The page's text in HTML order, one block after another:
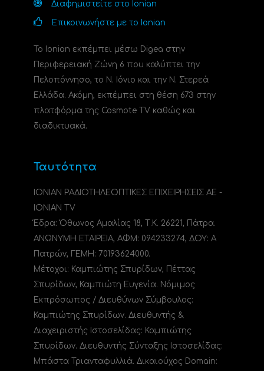
Διαφημιστείτε στο Ionian
Επικοινωνήστε με το Ionian
Το Ionian εκπέμπει μέσω Digea στην
Περιφερειακή Ζώνη 6 που καλύπτει την
Πελοπόννησο, το N. Ιόνιο και την Ν. Στερεά
Ελλάδα. Ακόμη, εκπέμπει στη θέση 673 στην
πλατφόρμα της Cosmote TV καθώς και
διαδικτυακά.
Ταυτότητα
ΙΟΝΙΑΝ ΡΑΔΙΟΤΗΛΕΟΠΤΙΚΕΣ ΕΠΙΧΕΙΡΗΣΕΙΣ ΑΕ -
IONIAN TV
Έδρα: Όθωνος Αμαλίας 18, Τ.Κ. 26221, Πάτρα.
ΑΝΩΝΥΜΗ ΕΤΑΙΡΕΙΑ, ΑΦΜ: 094233274, ΔΟΥ: A
Πατρών, ΓΕΜΗ: 70193624000.
Μέτοχοι: Καμπιώτης Σπυρίδων, Πέττας
Σπυρίδων, Καμπιώτη Ευγενία. Νόμιμος
Εκπρόσωπος / Διευθύνων Σύμβουλος:
Καμπιώτης Σπυρίδων. Διευθυντής &
Διαχειριστής Ιστοσελίδας: Καμπιώτης
Σπυρίδων. Διευθυντής Σύνταξης Ιστοσελίδας:
Μπάστα Τριανταφυλλιά. Δικαιούχος Domain: